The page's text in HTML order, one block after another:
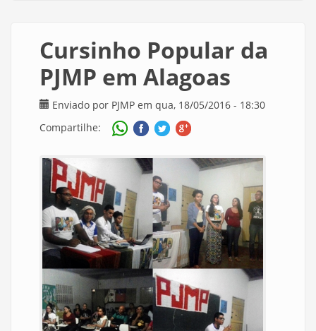
Cursinho Popular da
PJMP em Alagoas
Enviado por PJMP em qua, 18/05/2016 - 18:30
Compartilhe: